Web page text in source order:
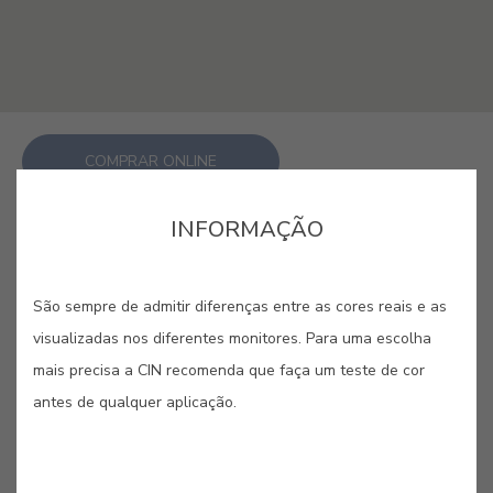
COMPRAR ONLINE
CORES RELACIONADAS
INFORMAÇÃO
São sempre de admitir diferenças entre as cores reais e as
visualizadas nos diferentes monitores. Para uma escolha
mais precisa a CIN recomenda que faça um teste de cor
antes de qualquer aplicação.